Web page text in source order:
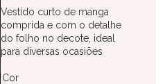
Vestido curto de manga
comprida e com o detalhe
do folho no decote, ideal
para diversas ocasiões
Cor